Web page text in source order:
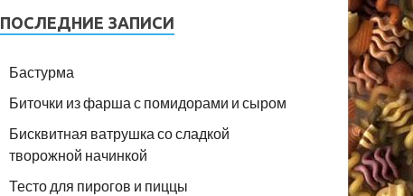
ПОСЛЕДНИЕ ЗАПИСИ
Бастурма
Биточки из фарша с помидорами и сыром
Бисквитная ватрушка со сладкой
творожной начинкой
Тесто для пирогов и пиццы